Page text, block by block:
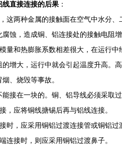
线直接连接的后果 ：
两种金属的接触面在空气中水分、
蚀，造成铜、铝连接处的接触电阻
和热膨胀系数相差很大，在运行中
增大，运行中就会引起温度升高。
、烧毁等事故。
能接在一块的。铜、铝导线必须采取
应将铜线搪锡后再与铝线连接。
，应采用铜铝过渡连接管或铜铝过
接时，则应采用铜铝过渡鼻子。